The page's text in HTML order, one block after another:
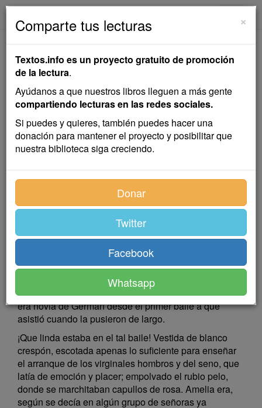
La Novia Fiel
Emilia Pardo Bazán
Cuento
Fue sorpresa muy grande para todo Marineda el que
se rompiesen la relaciones entre Germán Riaza y
Amelia Sirvián. Ni la separación de un matrimonio da
margen a tantos comentarios. La gente se había
acostumbrado a creer que Germán y Amelia no podían
menos de casarse. Nadie se explicó el suceso, ni
siquiera el mismo novio. Solo el confesor de Amelia
tuvo la clave del enigma.
Lo cierto es que aquellas relaciones contaban ya tan
larga fecha, que casi habían ascendido a institución.
Diez años de noviazgo no son grano de anís. Amelia
era novia de Germán desde el primer baile a que
asistió cuando la pusieron de largo.
¡Que linda estaba en el tal baile! Vestida de blanco
crespón, escotada apenas lo suficiente para enseñar
el arranque de los virginales hombros y del seno, que
latía de emoción y placer; empolvado el rubio pelo,
donde se marchitaban capullos de rosa. Amelia era,
según se decía en algún grupo de señoras ya
×
Comparte tus lecturas
Textos.info es un proyecto gratuito de promoción
de la lectura.
Ayúdanos a que nuestros libros lleguen a más gente
compartiendo lecturas en las redes sociales.
Si puedes y quieres, también puedes hacer una
donación para mantener el proyecto y posibilitar que
nuestra biblioteca siga creciendo.
Donar
Twitter
Facebook
Whatsapp